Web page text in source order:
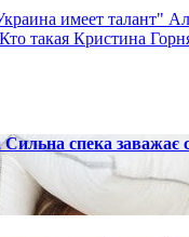
имеет талант"
такая Кристина
Сильна спека